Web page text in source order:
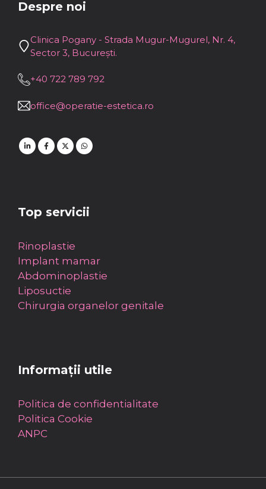
Despre noi
Clinica Pogany - Strada Mugur-Mugurel, Nr. 4,
Sector 3, București.
+40 722 789 792
office@operatie-estetica.ro
Top servicii
Rinoplastie
Implant mamar
Abdominoplastie
Liposuctie
Chirurgia organelor genitale
Informații utile
Politica de confidentialitate
Politica Cookie
ANPC